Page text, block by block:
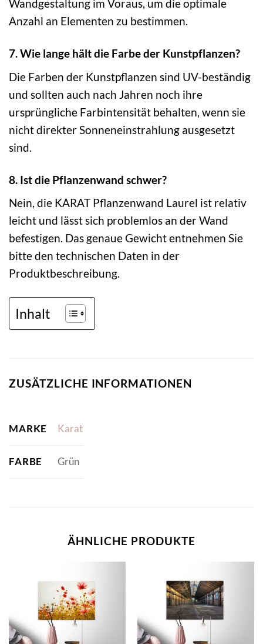
Wandgestaltung im Voraus, um die optimale
Anzahl an Elementen zu bestimmen.
7. Wie lange hält die Farbe der Kunstpflanzen?
Die Farben der Kunstpflanzen sind UV-beständig
und sollten auch nach Jahren noch ihre
ursprüngliche Farbintensität behalten, wenn sie
nicht direkter Sonneneinstrahlung ausgesetzt
sind.
8. Ist die Pflanzenwand schwer?
Nein, die KARAT Pflanzenwand Laurel ist relativ
leicht und lässt sich problemlos an der Wand
befestigen. Das genaue Gewicht entnehmen Sie
bitte den technischen Daten in der
Produktbeschreibung.
Inhalt
ZUSÄTZLICHE INFORMATIONEN
MARKE Karat
FARBE Grün
ÄHNLICHE PRODUKTE